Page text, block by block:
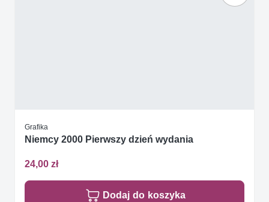
Grafika
Niemcy 2000 Pierwszy dzień wydania
24,00 zł
Dodaj do koszyka